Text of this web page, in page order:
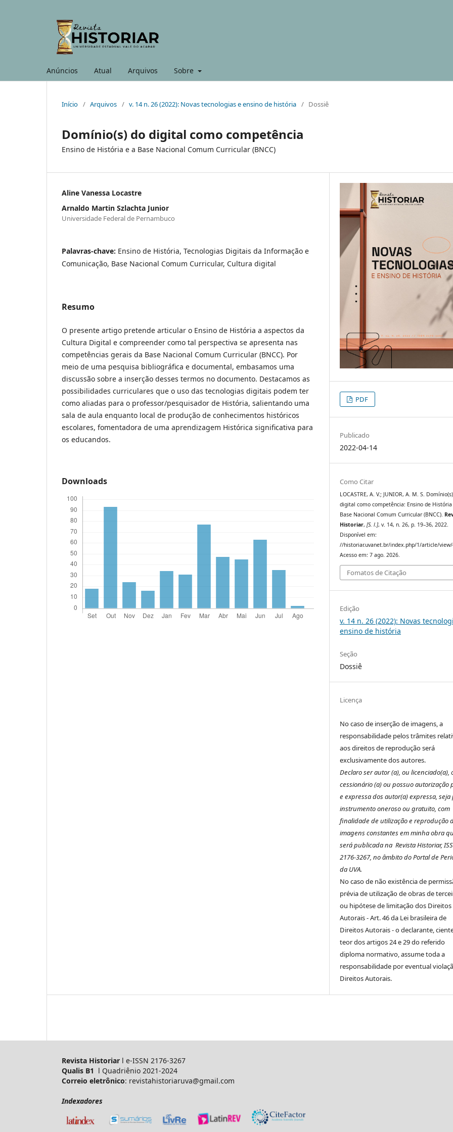
Anúncios Atual Arquivos Sobre
Início / Arquivos / v. 14 n. 26 (2022): Novas tecnologias e ensino de história / Dossiê
Domínio(s) do digital como competência
Ensino de História e a Base Nacional Comum Curricular (BNCC)
Aline Vanessa Locastre
Arnaldo Martin Szlachta Junior
Universidade Federal de Pernambuco
Palavras-chave: Ensino de História, Tecnologias Digitais da Informação e
Comunicação, Base Nacional Comum Curricular, Cultura digital
Resumo
O presente artigo pretende articular o Ensino de História a aspectos da
Cultura Digital e compreender como tal perspectiva se apresenta nas
competências gerais da Base Nacional Comum Curricular (BNCC). Por
meio de uma pesquisa bibliográfica e documental, embasamos uma
discussão sobre a inserção desses termos no documento. Destacamos as
possibilidades curriculares que o uso das tecnologias digitais podem ter
como aliadas para o professor/pesquisador de História, salientando uma
sala de aula enquanto local de produção de conhecimentos históricos
escolares, fomentadora de uma aprendizagem Histórica significativa para
os educandos.
Downloads
PDF
Publicado
2022-04-14
Como Citar
LOCASTRE, A. V.; JUNIOR, A. M. S.
digital como competência: Ensino de História
Base Nacional Comum Curricular (BNCC).
Historiar,[S. l.], v. 14, n. 26, p. 19–36, 2022.
Disponível em:
//historiar.uvanet.br/index.php/1/article/view/
Acesso em: 7 ago. 2026.
Fomatos de Citação
Edição
v. 14 n. 26 (2022): Novas
ensino de história
Seção
Dossiê
Licença
No caso de inserção de imagens, a
responsabilidade pelos trâmites
aos direitos de reprodução será
exclusivamente dos autores.
Declaro ser autor (a), ou licenciado(a),
cessionário (a) ou possuo autorização
e expressa dos autor(a) expressa, seja
instrumento oneroso ou gratuito, com
finalidade de utilização e reprodução
imagens constantes em minha obra
será publicada na Revista Historiar,
2176-3267, no âmbito do Portal de
da UVA.
No caso de não existência de
prévia de utilização de obras de
ou hipótese de limitação dos Direitos
Autorais - Art. 46 da Lei brasileira de
Direitos Autorais - o declarante,
teor dos artigos 24 e 29 do referido
diploma normativo, assume toda a
responsabilidade por eventual
Direitos Autorais.
Revista Historiar l e-ISSN 2176-3267
Qualis B1 l Quadriênio 2021-2024
Correio eletrônico: revistahistoriaruva@gmail.com
Indexadores